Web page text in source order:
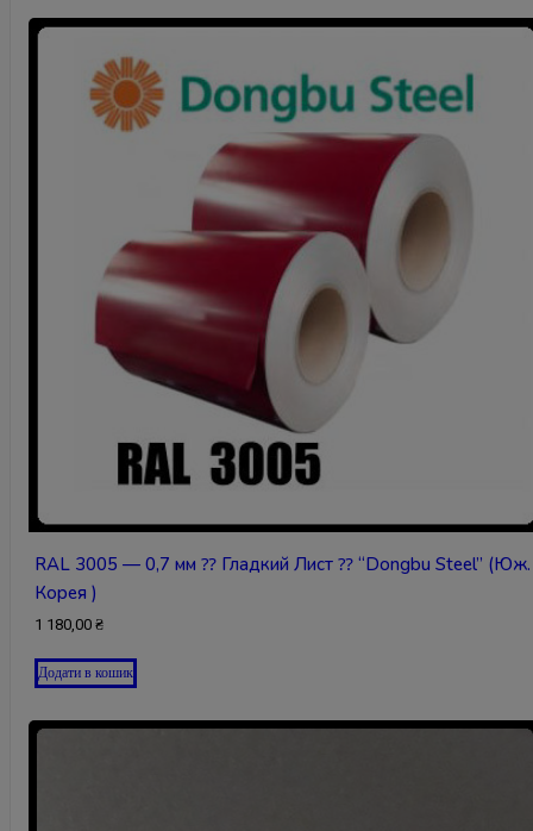
RAL 3005 — 0,7 мм ⁇ Гладкий Лист ⁇ “Dongbu Steel” (Юж.
Корея )
1 180,00₴
Додати в кошик